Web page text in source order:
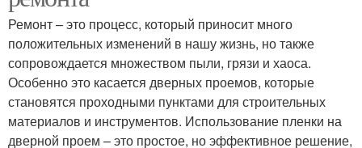
Ремонт – это процесс, который приносит много
положительных изменений в нашу жизнь, но также
сопровождается множеством пыли, грязи и хаоса.
Особенно это касается дверных проемов, которые
становятся проходными пунктами для строительных
материалов и инструментов. Использование пленки на
дверной проем – это простое, но эффективное решение,